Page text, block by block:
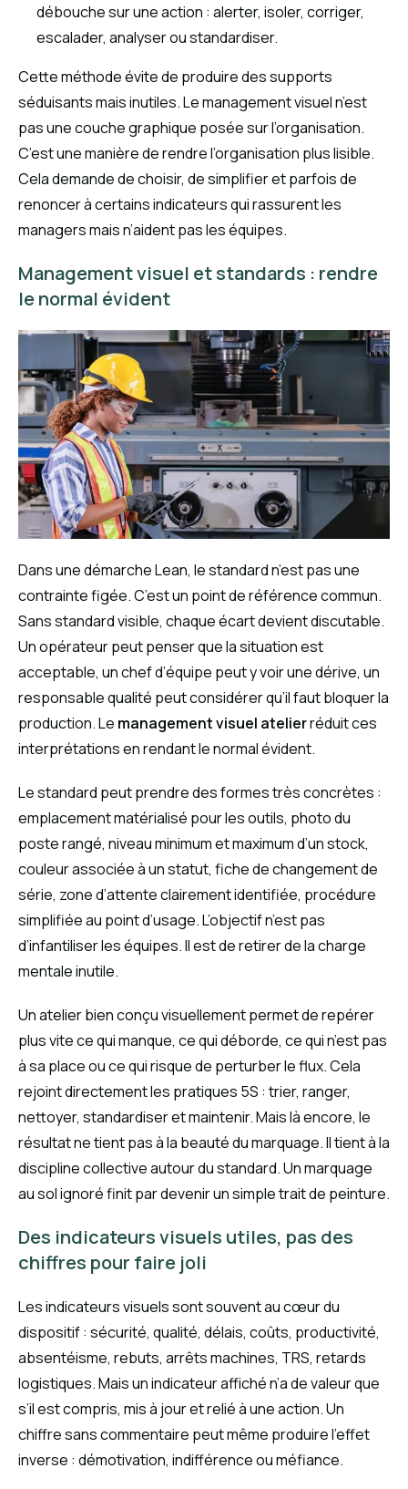
débouche sur une action : alerter, isoler, corriger,
escalader, analyser ou standardiser.
Cette méthode évite de produire des supports
séduisants mais inutiles. Le management visuel n’est
pas une couche graphique posée sur l’organisation.
C’est une manière de rendre l’organisation plus lisible.
Cela demande de choisir, de simplifier et parfois de
renoncer à certains indicateurs qui rassurent les
managers mais n’aident pas les équipes.
Management visuel et standards : rendre
le normal évident
Dans une démarche Lean, le standard n’est pas une
contrainte figée. C’est un point de référence commun.
Sans standard visible, chaque écart devient discutable.
Un opérateur peut penser que la situation est
acceptable, un chef d’équipe peut y voir une dérive, un
responsable qualité peut considérer qu’il faut bloquer la
production. Le management visuel atelierréduit ces
interprétations en rendant le normal évident.
Le standard peut prendre des formes très concrètes :
emplacement matérialisé pour les outils, photo du
poste rangé, niveau minimum et maximum d’un stock,
couleur associée à un statut, fiche de changement de
série, zone d’attente clairement identifiée, procédure
simplifiée au point d’usage. L’objectif n’est pas
d’infantiliser les équipes. Il est de retirer de la charge
mentale inutile.
Un atelier bien conçu visuellement permet de repérer
plus vite ce qui manque, ce qui déborde, ce qui n’est pas
à sa place ou ce qui risque de perturber le flux. Cela
rejoint directement les pratiques 5S : trier, ranger,
nettoyer, standardiser et maintenir. Mais là encore, le
résultat ne tient pas à la beauté du marquage. Il tient à la
discipline collective autour du standard. Un marquage
au sol ignoré finit par devenir un simple trait de peinture.
Des indicateurs visuels utiles, pas des
chiffres pour faire joli
Les indicateurs visuels sont souvent au cœur du
dispositif : sécurité, qualité, délais, coûts, productivité,
absentéisme, rebuts, arrêts machines, TRS, retards
logistiques. Mais un indicateur affiché n’a de valeur que
s’il est compris, mis à jour et relié à une action. Un
chiffre sans commentaire peut même produire l’effet
inverse : démotivation, indifférence ou méfiance.